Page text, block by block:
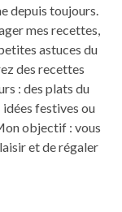
depuis toujours.
mes recettes,
astuces du
des recettes
: des plats du
festives ou
objectif : vous
et de régaler